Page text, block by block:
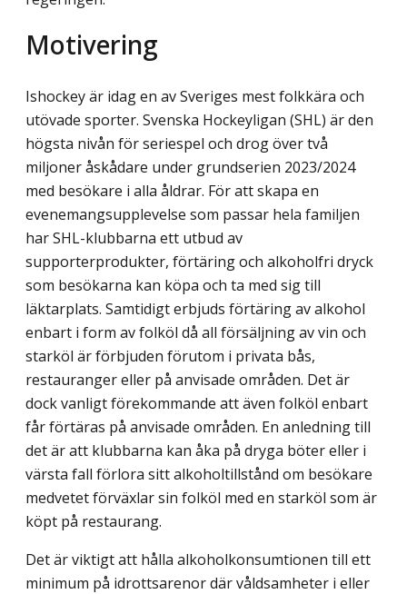
Motivering
Ishockey är idag en av Sveriges mest folkkära och
utövade sporter. Svenska Hockeyligan (SHL) är den
högsta nivån för seriespel och drog över två
miljoner åskådare under grund­serien 2023/2024
med besökare i alla åldrar. För att skapa en
evenemangsupplevelse som passar hela familjen
har SHL-klubbarna ett utbud av
supporterprodukter, förtäring och alkoholfri dryck
som besökarna kan köpa och ta med sig till
läktarplats. Samtidigt erbjuds förtäring av alkohol
enbart i form av folköl då all försäljning av vin och
starköl är för­bjuden förutom i privata bås,
restauranger eller på anvisade områden. Det är
dock vanligt förekommande att även folköl enbart
får förtäras på anvisade områden. En anledning till
det är att klubbarna kan åka på dryga böter eller i
värsta fall förlora sitt alkoholtillstånd om besökare
medvetet förväxlar sin folköl med en starköl som är
köpt på restaurang.
Det är viktigt att hålla alkoholkonsumtionen till ett
minimum på idrottsarenor där våld­samheter i eller